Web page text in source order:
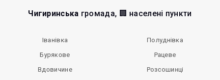
Чигиринська громада, 🏢 населені пункти
Іванівка
Бурякове
Вдовичине
Полуднівка
Рацеве
Розсошинці